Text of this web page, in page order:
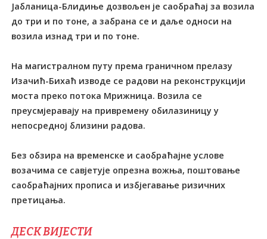
Јабланица-Блидиње дозвољен је саобраћај за возила
до три и по тоне, а забрана се и даље односи на
возила изнад три и по тоне.
На магистралном путу према граничном прелазу
Изачић-Бихаћ изводе се радови на реконструкцији
моста преко потока Мрижница. Возила се
преусмјеравају на привремену обилазиницу у
непосредној близини радова.
Без обзира на временске и саобраћајне услове
возачима се савјетује опрезна вожња, поштовање
саобраћајних прописа и избјегавање ризичних
претицања.
ДЕСК ВИЈЕСТИ